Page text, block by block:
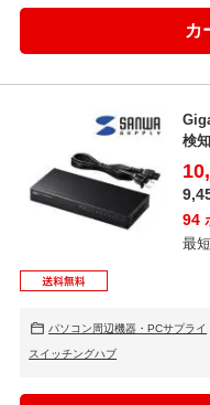
検
94
最
パソコン周辺機器・PCサプライ
スイッチングハブ